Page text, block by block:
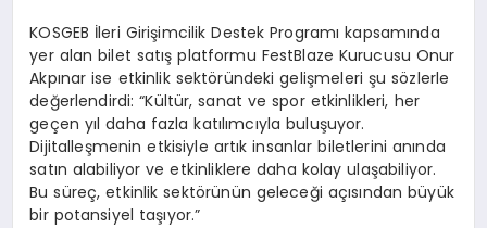
KOSGEB İleri Girişimcilik Destek Programı kapsamında
yer alan bilet satış platformu FestBlaze Kurucusu Onur
Akpınar ise etkinlik sektöründeki gelişmeleri şu sözlerle
değerlendirdi: “Kültür, sanat ve spor etkinlikleri, her
geçen yıl daha fazla katılımcıyla buluşuyor.
Dijitalleşmenin etkisiyle artık insanlar biletlerini anında
satın alabiliyor ve etkinliklere daha kolay ulaşabiliyor.
Bu süreç, etkinlik sektörünün geleceği açısından büyük
bir potansiyel taşıyor.”